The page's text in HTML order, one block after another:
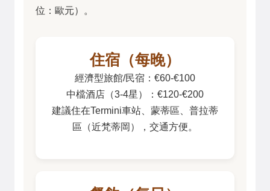
位：歐元）。
住宿（每晚）
經濟型旅館/民宿：€60-€100
中檔酒店（3-4星）：€120-€200
建議住在Termini車站、蒙蒂區、普拉蒂
區（近梵蒂岡），交通方便。